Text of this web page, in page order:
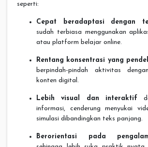
seperti:
Cepat beradaptasi dengan
sudah terbiasa menggunakan
atau platform belajar online.
Rentang konsentrasi yang
berpindah-pindah aktivitas
konten digital.
Lebih visual dan interaktif
informasi, cenderung menyukai
simulasi dibandingkan teks panjang.
Berorientasi pada